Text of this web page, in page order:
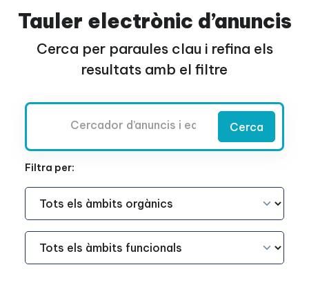
Tauler electrònic d’anuncis
Cerca per paraules clau i refina els
resultats amb el filtre
Cerca
Filtra per:
Àmbit Funcional
Àmbit Funcional